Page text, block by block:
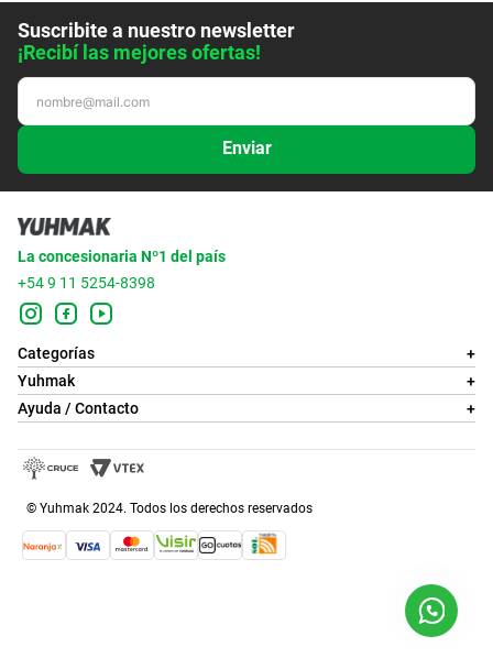
Suscribite a nuestro newsletter
¡Recibí las mejores ofertas!
Enviar
La concesionaria Nº1 del país
+54 9 11 5254-8398
Categorías
+
Yuhmak
+
Ayuda / Contacto
+
© Yuhmak 2024. Todos los derechos reservados